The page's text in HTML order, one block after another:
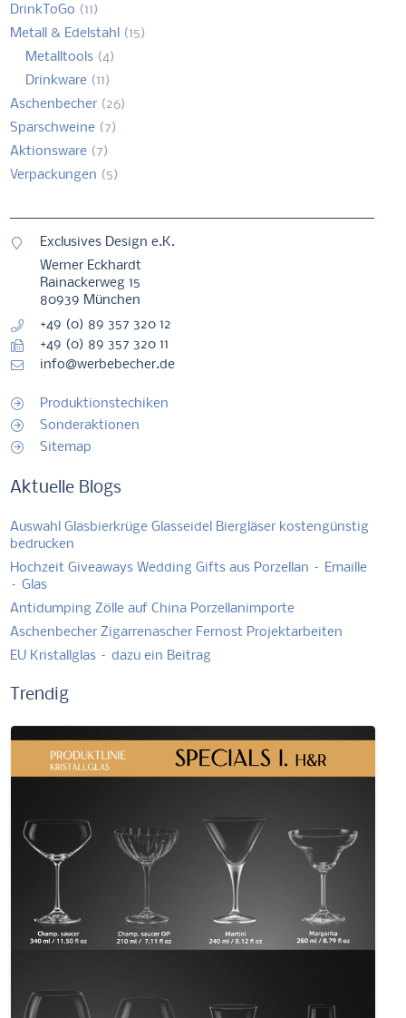
DrinkToGo (11)
Metall & Edelstahl
(15)
Metalltools (4)
Drinkware (11)
Aschenbecher (26)
Sparschweine (7)
Aktionsware (7)
Verpackungen (5)
Exclusives Design e.K.
Werner Eckhardt
Rainackerweg 15
80939 München
+49 (0) 89 357 320 12
+49 (0) 89 357 320 11
info@werbebecher.de
Produktionstechiken
Sonderaktionen
Sitemap
Aktuelle Blogs
Auswahl Glasbierkrüge Glasseidel Biergläser kostengünstig
bedrucken
Hochzeit Giveaways Wedding Gifts aus Porzellan – Emaille
– Glas
Antidumping Zölle auf China Porzellanimporte
Aschenbecher Zigarrenascher Fernost Projektarbeiten
EU Kristallglas – dazu ein Beitrag
Trendig